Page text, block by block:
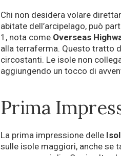
Chi non desidera volare
abitate dell’arcipelago, può
1, nota come Overseas
alla terraferma. Questo tratto
circostanti. Le isole non
aggiungendo un tocco di
Prima
La prima impressione delle
sulle isole maggiori, anche se